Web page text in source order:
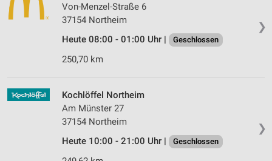
❯
Von-Menzel-Straße 6
37154 Northeim
Heute 08:00 - 01:00 Uhr |
Geschlossen
250,70 km
❯
Kochlöffel Northeim
Am Münster 27
37154 Northeim
Heute 10:00 - 21:00 Uhr |
Geschlossen